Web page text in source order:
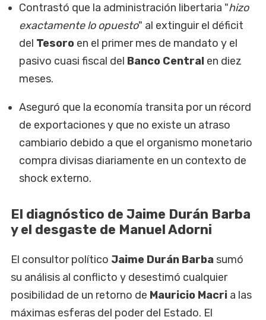
Contrastó que la administración libertaria "hizo
exactamente lo opuesto" al extinguir el déficit
del Tesoro en el primer mes de mandato y el
pasivo cuasi fiscal del Banco Central en diez
meses.
Aseguró que la economía transita por un récord
de exportaciones y que no existe un atraso
cambiario debido a que el organismo monetario
compra divisas diariamente en un contexto de
shock externo.
El diagnóstico de Jaime Durán Barba
y el desgaste de Manuel Adorni
El consultor político Jaime Durán Barba sumó
su análisis al conflicto y desestimó cualquier
posibilidad de un retorno de Mauricio Macri a las
máximas esferas del poder del Estado. El